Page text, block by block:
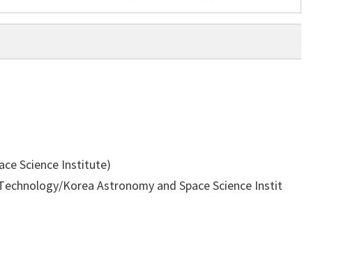
Science Institute)
Korea Astronomy and Space Science Instit